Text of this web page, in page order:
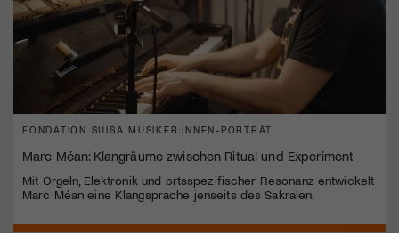
FONDATION SUISA MUSIKER:INNEN-PORTRÄT
Marc Méan: Klangräume zwischen Ritual und Experiment
Mit Orgeln, Elektronik und ortsspezifischer Resonanz entwickelt
Marc Méan eine Klangsprache jenseits des Sakralen.